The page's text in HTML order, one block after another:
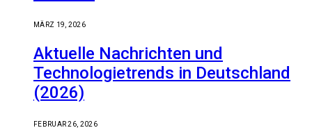
MÄRZ 19, 2026
Aktuelle Nachrichten und
Technologietrends in Deutschland
(2026)
FEBRUAR 26, 2026